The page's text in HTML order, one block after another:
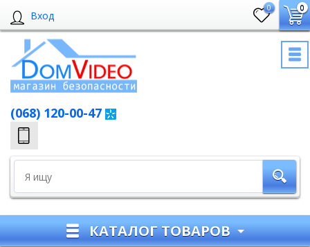
Вход
0 0
(068) 120-00-47
КАТАЛОГ ТОВАРОВ